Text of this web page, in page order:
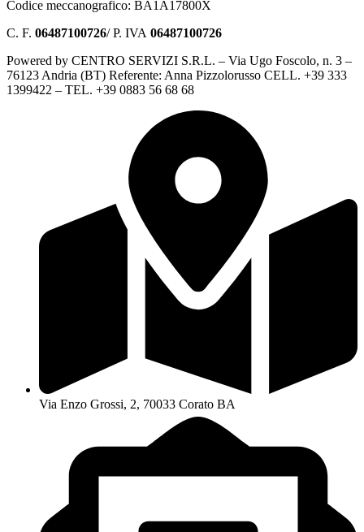
Codice meccanografico: BA1A17800X
C. F. 06487100726/ P. IVA 06487100726
Powered by CENTRO SERVIZI S.R.L. – Via Ugo Foscolo, n. 3 –
76123 Andria (BT) Referente: Anna Pizzolorusso CELL. +39 333
1399422 – TEL. +39 0883 56 68 68
Via Enzo Grossi, 2, 70033 Corato BA